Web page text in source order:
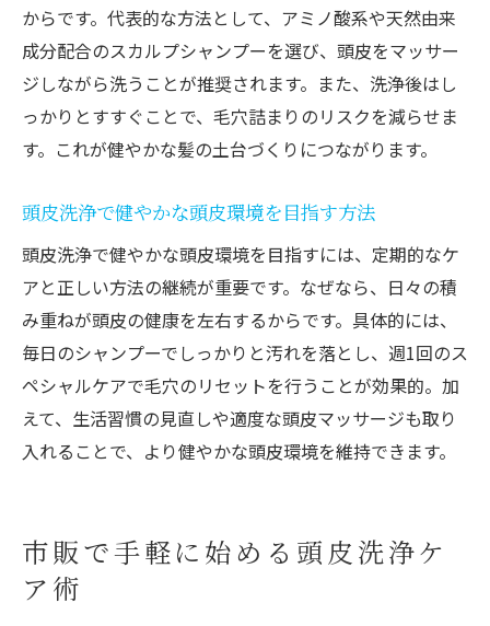
からです。代表的な方法として、アミノ酸系や天然由来
成分配合のスカルプシャンプーを選び、頭皮をマッサー
ジしながら洗うことが推奨されます。また、洗浄後はし
っかりとすすぐことで、毛穴詰まりのリスクを減らせま
す。これが健やかな髪の土台づくりにつながります。
頭皮洗浄で健やかな頭皮環境を目指す方法
頭皮洗浄で健やかな頭皮環境を目指すには、定期的なケ
アと正しい方法の継続が重要です。なぜなら、日々の積
み重ねが頭皮の健康を左右するからです。具体的には、
毎日のシャンプーでしっかりと汚れを落とし、週1回のス
ペシャルケアで毛穴のリセットを行うことが効果的。加
えて、生活習慣の見直しや適度な頭皮マッサージも取り
入れることで、より健やかな頭皮環境を維持できます。
市販で手軽に始める頭皮洗浄ケ
ア術